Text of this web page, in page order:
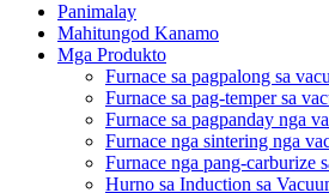
Panimalay
Mahitungod Kanamo
Mga Produkto
Furnace sa pagpalong sa
Furnace sa pag-temper sa
Furnace sa pagpanday nga
Furnace nga sintering nga
Furnace nga pang-carburize
Hurno sa Induction sa